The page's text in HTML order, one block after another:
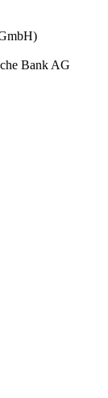
Bank AG